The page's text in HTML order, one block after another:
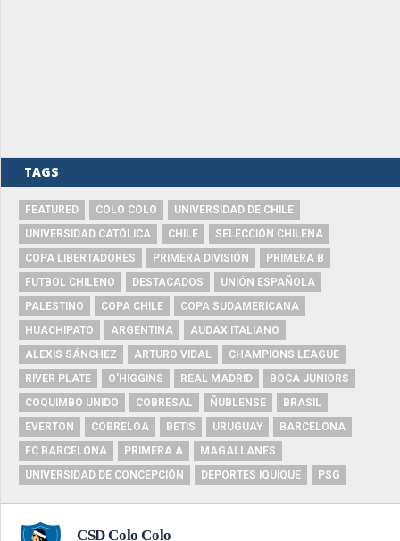
TAGS
FEATURED COLO COLO
UNIVERSIDAD DE CHILE
UNIVERSIDAD CATÓLICA
CHILE
SELECCIÓN CHILENA
COPA LIBERTADORES
PRIMERA DIVISIÓN
PRIMERA B
FUTBOL CHILENO
DESTACADOS
UNIÓN ESPAÑOLA
PALESTINO
COPA CHILE
COPA SUDAMERICANA
HUACHIPATO
ARGENTINA
AUDAX ITALIANO
ALEXIS SÁNCHEZ
ARTURO VIDAL
CHAMPIONS LEAGUE
RIVER PLATE
O'HIGGINS REAL MADRID
BOCA JUNIORS
COQUIMBO UNIDO
COBRESAL ÑUBLENSE
BRASIL
EVERTON
COBRELOA BETIS URUGUAY
BARCELONA
FC BARCELONA
PRIMERA A
MAGALLANES
UNIVERSIDAD DE CONCEPCIÓN
DEPORTES IQUIQUE PSG